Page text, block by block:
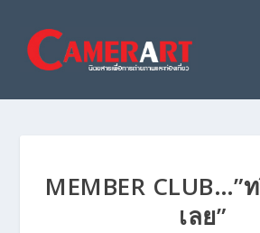
MEMBER CLUB…”
เลย”